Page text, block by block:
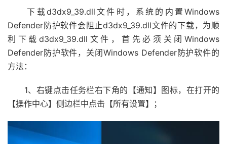
下载d3dx9_39.dll文件时，系统的内置Windows
Defender防护软件会阻止d3dx9_39.dll文件的下载，为顺
利下载d3dx9_39.dll文件，首先必须关闭Windows
Defender防护软件，关闭Windows Defender防护软件的
方法：
1、右键点击任务栏右下角的【通知】图标，在打开的
【操作中心】侧边栏中点击【所有设置】；